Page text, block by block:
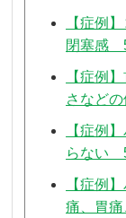
【症例
閉塞感
【症例
さなど
【症例
らない
【症例
痛、胃